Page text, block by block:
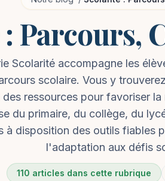
Parcours,
Scolarité accompagne les
scolaire. Vous y
des ressources pour favoriser
du primaire, du collège, du
à disposition des outils fiables
l'adaptation aux défis
110 articles dans cette rubrique